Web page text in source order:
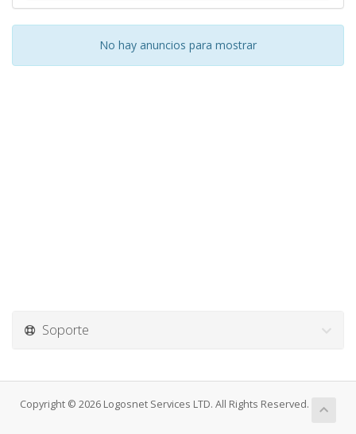
No hay anuncios para mostrar
Soporte
Copyright © 2026 Logosnet Services LTD. All Rights Reserved.